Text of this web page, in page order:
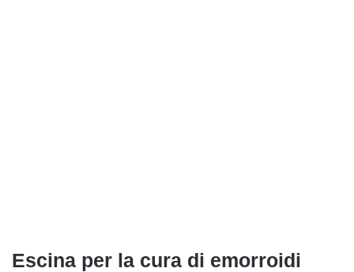
Escina per la cura di emorroidi